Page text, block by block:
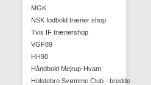
MGK
NSK fodbold træner shop
Tvis IF trænershop
VGF89
HH90
Håndbold Mejrup-Hvam
Holstebro Svømme Club - bredde